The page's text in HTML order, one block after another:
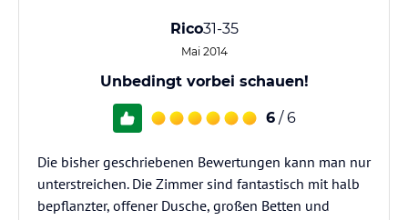
Rico31-35
Mai 2014
Unbedingt vorbei schauen!
6 / 6
Die bisher geschriebenen Bewertungen kann man nur
unterstreichen. Die Zimmer sind fantastisch mit halb
bepflanzter, offener Dusche, großen Betten und